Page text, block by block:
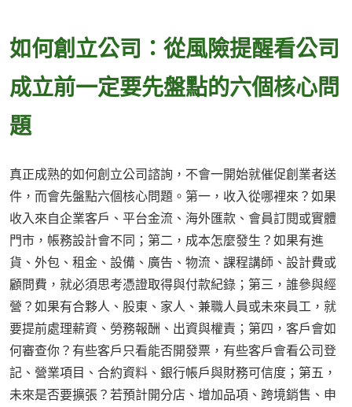
如何創立公司：從風險提醒看公司
成立前一定要先盤點的六個核心問
題
真正成熟的如何創立公司諮詢，不會一開始就催促創業者送
件，而會先盤點六個核心問題。第一，收入從哪裡來？如果
收入來自企業客戶、平台金流、海外匯款、會員訂閱或實體
門市，帳務設計會不同；第二，成本怎麼發生？如果有進
貨、外包、租金、設備、廣告、物流、課程講師、設計費或
顧問費，就必須思考憑證取得與付款紀錄；第三，誰參與經
營？如果有合夥人、股東、家人、兼職人員或未來員工，就
要提前處理薪資、勞務報酬、出資與權責；第四，客戶會如
何審查你？有些客戶只看能否開發票，有些客戶會看公司登
記、營業項目、合約資料、銀行帳戶與財務可信度；第五，
未來是否要擴張？若預計開分店、增加品項、跨境銷售、申